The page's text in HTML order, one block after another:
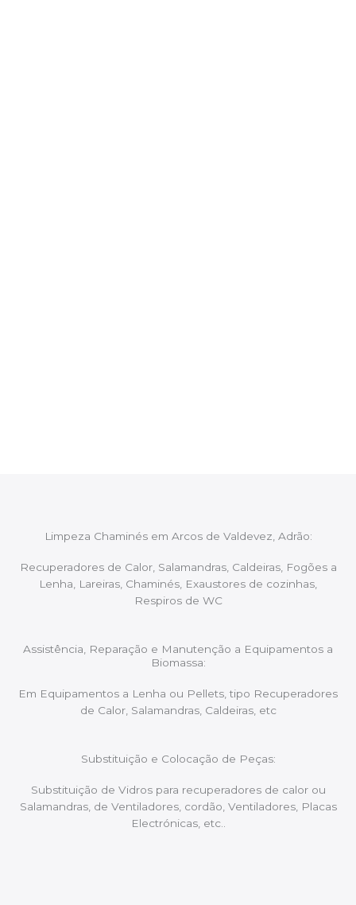
Limpeza Chaminés em Arcos de Valdevez, Adrão:
Recuperadores de Calor, Salamandras, Caldeiras, Fogões a
Lenha, Lareiras, Chaminés, Exaustores de cozinhas,
Respiros de WC
Assistência, Reparação e Manutenção a Equipamentos a
Biomassa:
Em Equipamentos a Lenha ou Pellets, tipo Recuperadores
de Calor, Salamandras, Caldeiras, etc
Substituição e Colocação de Peças:
Substituição de Vidros para recuperadores de calor ou
Salamandras, de Ventiladores, cordão, Ventiladores, Placas
Electrónicas, etc..